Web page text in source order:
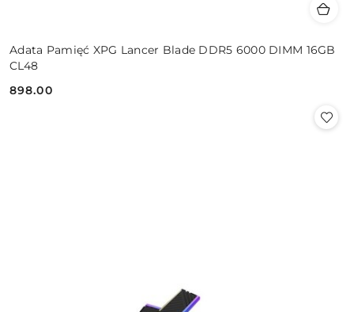
Adata Pamięć XPG Lancer Blade DDR5 6000 DIMM 16GB
CL48
Cena:
898.00